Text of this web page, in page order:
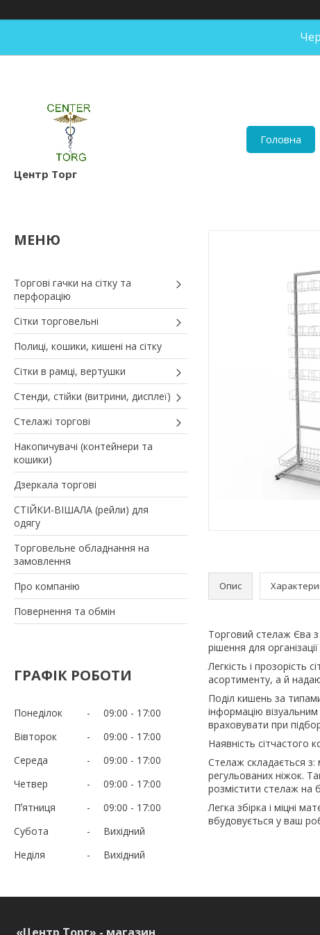
Центр Торг
Головна
Торгові гачки на сітку та
перфорацію
Сітки торговельні
Полиці, кошики, кишені на сітку
Сітки в рамці, вертушки
Стенди, стійки (витрини, дисплеї)
Стелажі торгові
Накопичувачі (контейнери та
кошики)
Дзеркала торгові
СТІЙКИ-ВІШАЛА (рейли) для
одягу
Торговельне обладнання на
замовлення
Про компанію
Повернення та обмін
ГРАФІК РОБОТИ
Понеділок 09:00
17:00
Вівторок
09:00
17:00
Середа
09:00
17:00
Четвер
09:00
17:00
Пʼятниця
09:00
17:00
Субота
Вихідний
Неділя
Вихідний
Опис
Торговий стелаж Єва
рішення для
Легкість і прозорість
асортименту, а й
Поділ кишень за
інформацію
враховувати при
Наявність сітчастого
Стелаж складається з:
регульованих ніжок.
розмістити стелаж на
Легка збірка і міцні
вбудовується у ваш